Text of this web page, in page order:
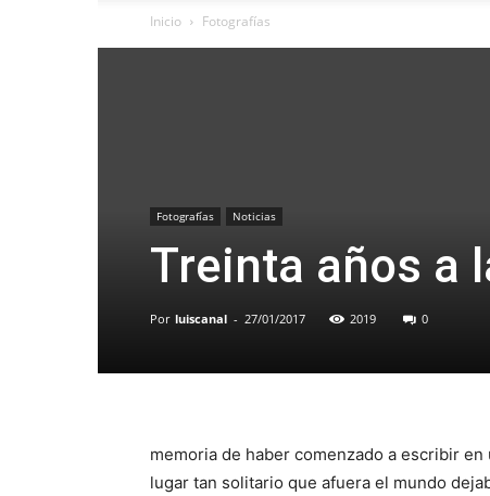
Inicio Fotografías
Fotografías Noticias
Treinta años a
Por luiscanal - 27/01/2017 2019 0
memoria de haber comenzado a escribir
lugar tan solitario que afuera el mundo